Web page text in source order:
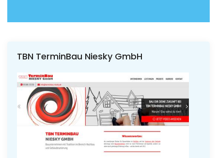
TBN TerminBau Niesky GmbH